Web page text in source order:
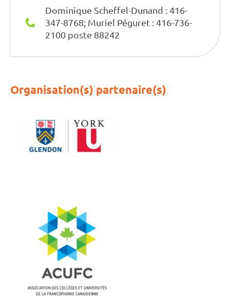
Dominique Scheffel-Dunand : 416-
347-8768; Muriel Péguret : 416-736-
2100 poste 88242
Organisation(s) partenaire(s)